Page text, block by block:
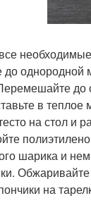
однородной
до
в
на стол и
шарика и
на